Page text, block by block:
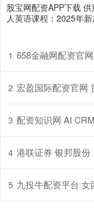
股宝网配资APP下载
人英语课程：2025年
1 658金融网配资官
2 宏盈国际配资官网 贵州
3 配资知识网 AI
4 港联证券 银邦股
5 九投牛配资平台 女团爱